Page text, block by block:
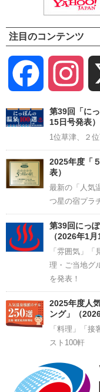
注目のコンテンツ
Facebook
第39回「に
15日号発表）
1位草津、２
2025年度「
表）
最新の「人気
つ星の宿プラ
第39回にっ
（2026年1月
「雰囲気」
理・ご当地グ
を発表！
2025年度人
ング」（
「料理」「
スト100軒